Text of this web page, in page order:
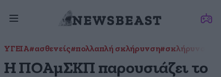
ΥΓΕΙΑ#ασθενείς#πολλαπλή σκλήρυνση#σκλήρυνση
Η ΠΟΑμΣΚΠ παρουσιάζει το